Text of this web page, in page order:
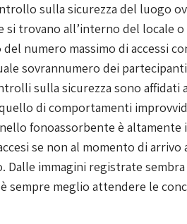
sulla sicurezza del luogo
trovano all’interno del locale
numero massimo di accessi
sovrannumero dei
sulla sicurezza sono
di comportamenti
fonoassorbente è altamente
se non al momento di
Dalle immagini registrate
meglio attendere le